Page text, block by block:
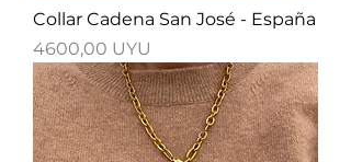
Collar Cadena San José - España
Precio
4600,00 UYU